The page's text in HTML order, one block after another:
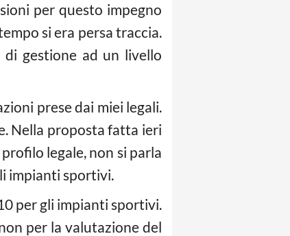
per questo impegno
si era persa traccia.
gestione ad un livello
prese dai miei legali.
Nella proposta fatta ieri
legale, non si parla
impianti sportivi.
per gli impianti sportivi.
per la valutazione del